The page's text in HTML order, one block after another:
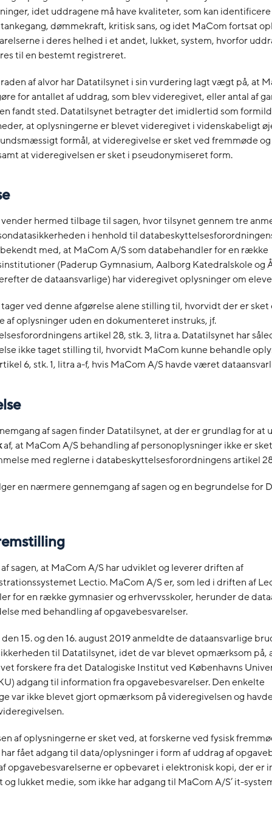
idet uddragene må have kvaliteter, som kan
dømmekraft, kritisk sans, og idet MaCom fortsat
i deres helhed i et andet, lukket, system, hvorfor
til en bestemt registreret.
af alvor har Datatilsynet i sin vurdering lagt vægt på, at
for antallet af uddrag, som blev videregivet, eller antal af
fandt sted. Datatilsynet betragter det imidlertid som
at oplysningerne er blevet videregivet i videnskabeligt
formål, at videregivelse er sket ved fremmøde
at videregivelsen er sket i pseudonymiseret form.
hermed tilbage til sagen, hvor tilsynet gennem tre
i henhold til
med, at MaCom A/S som databehandler for en række
(Paderup Gymnasium, Aalborg Katedralskole og
de dataansvarlige) har videregivet oplysninger om
ved denne afgørelse alene stilling til, hvorvidt der er sket
af oplysninger uden en dokumenteret instruks, jf.
artikel 28, stk. 3, litra a. Datatilsynet har
ikke taget stilling til, hvorvidt MaCom kunne behandle
6, stk. 1, litra a-f, hvis MaCom A/S havde været
af sagen finder Datatilsynet, at der er grundlag for at
af, at MaCom A/S behandling af personoplysninger ikke er
med reglerne i databeskyttelsesforordningens artikel
en nærmere gennemgang af sagen og en begrundelse for
sagen, at MaCom A/S har udviklet og leverer driften af
Lectio. MaCom A/S er, som led i driften af
for en række gymnasier og erhvervsskoler, herunder de
med behandling af opgavebesvarelser.
15. og den 16. august 2019 anmeldte de dataansvarlige
til Datatilsynet, idet de var blevet opmærksom på,
forskere fra det Datalogiske Institut ved Københavns
adgang til information fra opgavebesvarelser. Den enkelte
var ikke blevet gjort opmærksom på videregivelsen og
af oplysningerne er sket ved, at forskerne ved fysisk
fået adgang til data/oplysninger i form af uddrag af
opgavebesvarelserne er opbevaret i elektronisk kopi, der er
lukket medie, som ikke har adgang til MaCom A/S’ it-